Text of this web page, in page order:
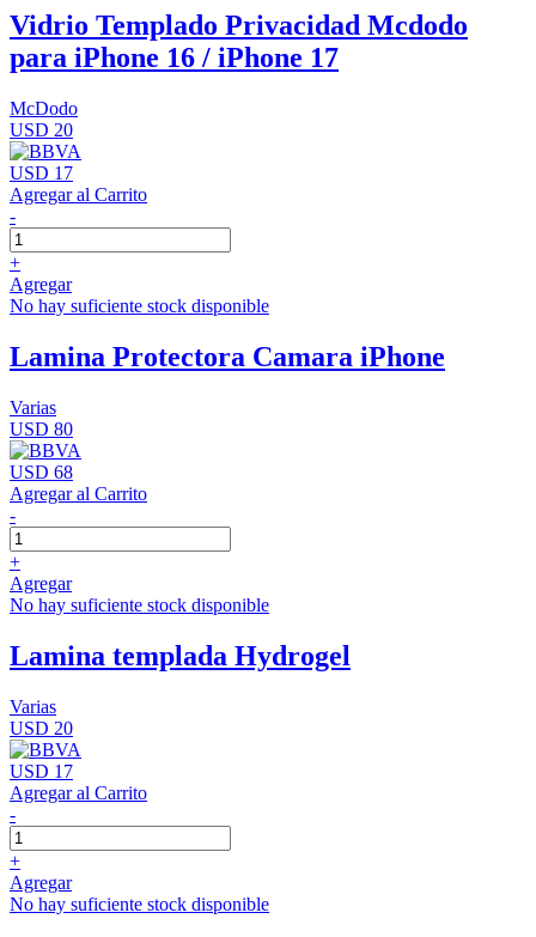
Vidrio Templado Privacidad Mcdodo
para iPhone 16 / iPhone 17
McDodo
USD 20
USD 17
Agregar al Carrito
-
+
Agregar
No hay suficiente stock disponible
Lamina Protectora Camara iPhone
Varias
USD 80
USD 68
Agregar al Carrito
-
+
Agregar
No hay suficiente stock disponible
Lamina templada Hydrogel
Varias
USD 20
USD 17
Agregar al Carrito
-
+
Agregar
No hay suficiente stock disponible